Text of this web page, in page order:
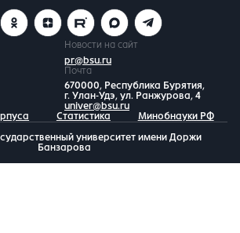
Новости на сайт
pr@bsu.ru
Почта
670000, Республика Бурятия,
г. Улан-Удэ, ул. Ранжурова, 4
univer@bsu.ru
Статистика Минобнауки РФ
университет имени Доржи
Банзарова